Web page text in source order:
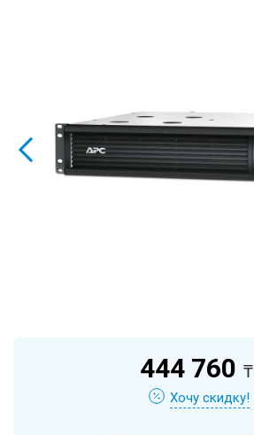
444 760 ₸
Хочу скидку!